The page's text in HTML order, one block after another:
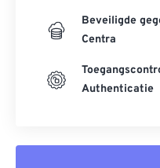
Beveiligde
Centra
Authenticatie